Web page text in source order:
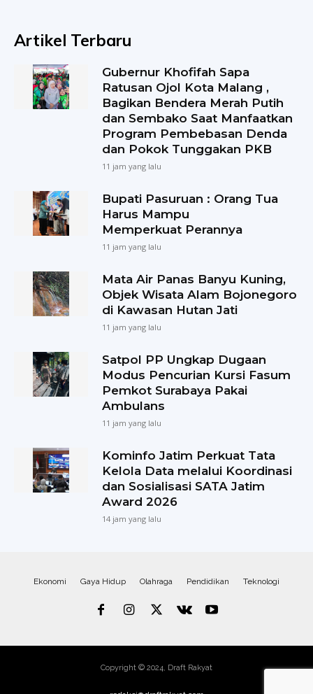
Artikel Terbaru
Gubernur Khofifah Sapa
Ratusan Ojol Kota Malang ,
Bagikan Bendera Merah Putih
dan Sembako Saat Manfaatkan
Program Pembebasan Denda
dan Pokok Tunggakan PKB
11 jam yang lalu
Bupati Pasuruan : Orang Tua
Harus Mampu
Memperkuat Perannya
11 jam yang lalu
Mata Air Panas Banyu Kuning,
Objek Wisata Alam Bojonegoro
di Kawasan Hutan Jati
11 jam yang lalu
Satpol PP Ungkap Dugaan
Modus Pencurian Kursi Fasum
Pemkot Surabaya Pakai
Ambulans
11 jam yang lalu
Kominfo Jatim Perkuat Tata
Kelola Data melalui Koordinasi
dan Sosialisasi SATA Jatim
Award 2026
14 jam yang lalu
Ekonomi Gaya Hidup Olahraga Pendidikan Teknologi
Copyright © 2024, Draft Rakyat